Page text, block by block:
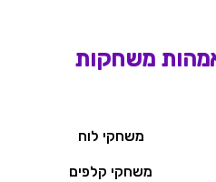
משחקות
משחקי לוח
משחקי קלפים